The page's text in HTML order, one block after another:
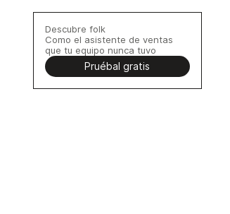
Descubre folk
Como el asistente de ventas
que tu equipo nunca tuvo
Pruébal gratis